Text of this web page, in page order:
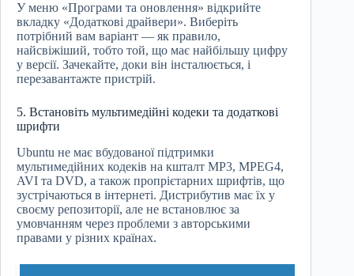
У меню «Програми та оновлення» відкрийте
вкладку «Додаткові драйвери». Виберіть
потрібний вам варіант — як правило,
найсвіжіший, тобто той, що має найбільшу цифру
у версії. Зачекайте, доки він інсталюється, і
перезавантажте пристрій.
5. Встановіть мультимедійні кодеки та додаткові
шрифти
Ubuntu не має вбудованої підтримки
мультимедійних кодеків на кшталт MP3, MPEG4,
AVI та DVD, а також пропрієтарних шрифтів, що
зустрічаються в інтернеті. Дистрибутив має їх у
своєму репозиторії, але не встановлює за
умовчанням через проблеми з авторськими
правами у різних країнах.